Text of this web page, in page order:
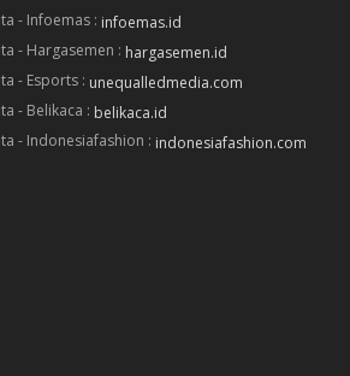
- Infoemas : infoemas.id
- Hargasemen : hargasemen.id
- Esports : unequalledmedia.com
- Belikaca : belikaca.id
- Indonesiafashion : indonesiafashion.com